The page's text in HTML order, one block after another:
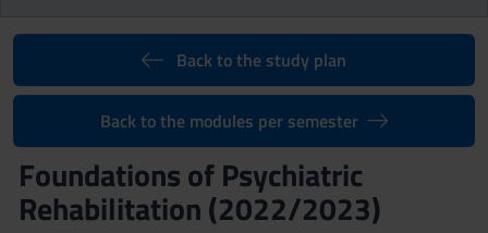
Back to the study plan
Back to the modules per semester
Foundations of Psychiatric
Rehabilitation (2022/2023)